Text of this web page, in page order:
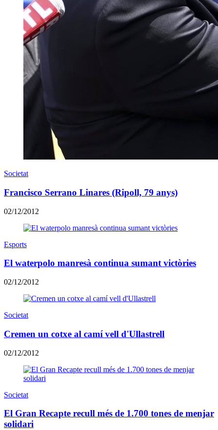
Societat
Francisco Serrano Linares (Ripoll, 79 anys)
02/12/2012
Esports
El waterpolo manresà continua sumant victòries
02/12/2012
Societat
Cremen un cotxe al camí vell d'Ullastrell
02/12/2012
Societat
El Gran Recapte recull més de 1.700 tones de menjar
solidari